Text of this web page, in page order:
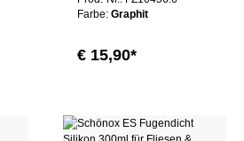
Keramik
Farbe: Graphit
€ 15,90*